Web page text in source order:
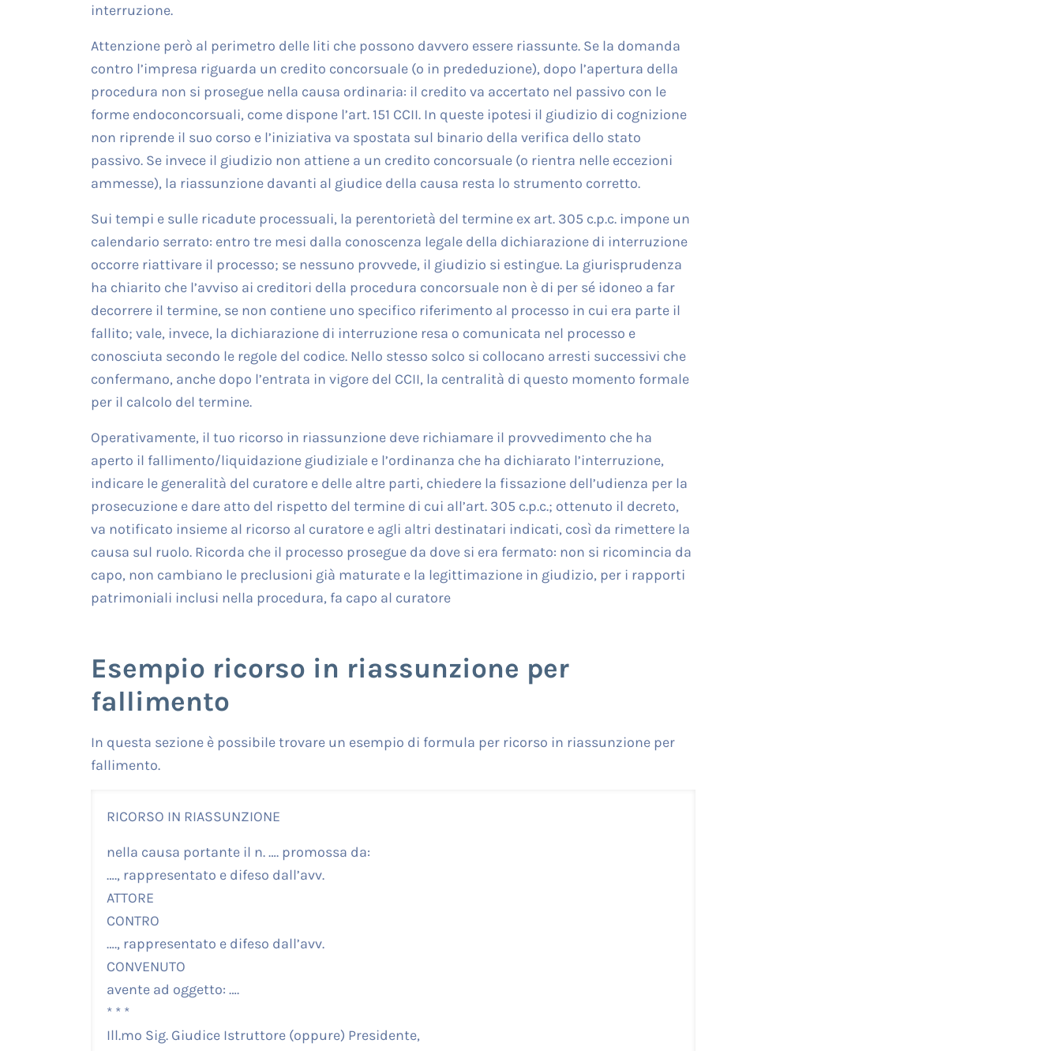
interruzione.
Attenzione però al perimetro delle liti che possono davvero essere riassunte. Se la domanda
contro l’impresa riguarda un credito concorsuale (o in prededuzione), dopo l’apertura della
procedura non si prosegue nella causa ordinaria: il credito va accertato nel passivo con le
forme endoconcorsuali, come dispone l’art. 151 CCII. In queste ipotesi il giudizio di cognizione
non riprende il suo corso e l’iniziativa va spostata sul binario della verifica dello stato
passivo. Se invece il giudizio non attiene a un credito concorsuale (o rientra nelle eccezioni
ammesse), la riassunzione davanti al giudice della causa resta lo strumento corretto.
Sui tempi e sulle ricadute processuali, la perentorietà del termine ex art. 305 c.p.c. impone un
calendario serrato: entro tre mesi dalla conoscenza legale della dichiarazione di interruzione
occorre riattivare il processo; se nessuno provvede, il giudizio si estingue. La giurisprudenza
ha chiarito che l’avviso ai creditori della procedura concorsuale non è di per sé idoneo a far
decorrere il termine, se non contiene uno specifico riferimento al processo in cui era parte il
fallito; vale, invece, la dichiarazione di interruzione resa o comunicata nel processo e
conosciuta secondo le regole del codice. Nello stesso solco si collocano arresti successivi che
confermano, anche dopo l’entrata in vigore del CCII, la centralità di questo momento formale
per il calcolo del termine.
Operativamente, il tuo ricorso in riassunzione deve richiamare il provvedimento che ha
aperto il fallimento/liquidazione giudiziale e l’ordinanza che ha dichiarato l’interruzione,
indicare le generalità del curatore e delle altre parti, chiedere la fissazione dell’udienza per la
prosecuzione e dare atto del rispetto del termine di cui all’art. 305 c.p.c.; ottenuto il decreto,
va notificato insieme al ricorso al curatore e agli altri destinatari indicati, così da rimettere la
causa sul ruolo. Ricorda che il processo prosegue da dove si era fermato: non si ricomincia da
capo, non cambiano le preclusioni già maturate e la legittimazione in giudizio, per i rapporti
patrimoniali inclusi nella procedura, fa capo al curatore
Esempio ricorso in riassunzione per
fallimento
In questa sezione è possibile trovare un esempio di formula per ricorso in riassunzione per
fallimento.
RICORSO IN RIASSUNZIONE
nella causa portante il n. …. promossa da:
…., rappresentato e difeso dall’avv.
ATTORE
CONTRO
…., rappresentato e difeso dall’avv.
CONVENUTO
avente ad oggetto: ….
* * *
Ill.mo Sig. Giudice Istruttore (oppure) Presidente,